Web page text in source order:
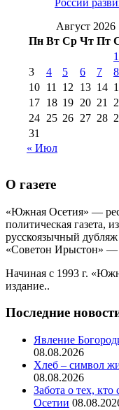
2017 г(9)
2016 г(12)
августа 2012
августа 2013 г
России
Август 2026
Пн Вт Ср Чт Пт
1
3
4 5 6 7 8
10 11 12 13 14
17 18 19 20 21
24 25 26 27 28
31
« Июл
О газете
«Южная Осетия» —
политическая газета,
русскоязычный
«Советон Ирыстон» —
Начиная с 1993 г.
издание..
Последние
Явление
08.08.2026
Хлеб – символ
08.08.2026
Забота о тех,
Осетии